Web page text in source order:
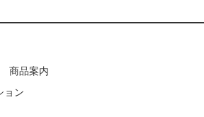
商品案内
ョン